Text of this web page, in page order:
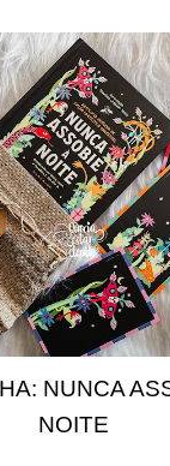
NUNCA
NOITE